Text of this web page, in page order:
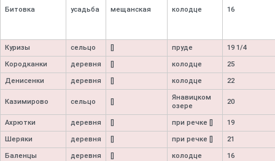
Битовка усадьба мещанская колодце 16
Куризы сельцо пруде 19 1/4
Кородканки деревня колодце 25
Денисенки деревня колодце 22
Казимирово сельцо
Янавицком
озере
20
Ахрютки деревня при речке [] 19
Шеряки деревня при речке [] 21
Баленцы деревня колодце 16